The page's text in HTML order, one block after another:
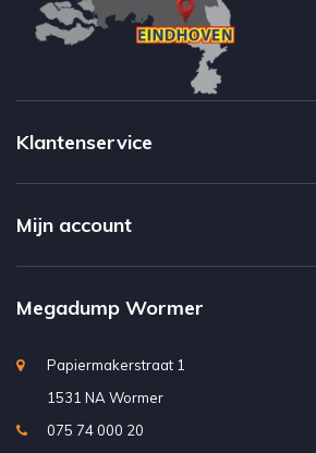
Klantenservice
Mijn account
Megadump Wormer
Papiermakerstraat 1
1531 NA Wormer
075 74 000 20